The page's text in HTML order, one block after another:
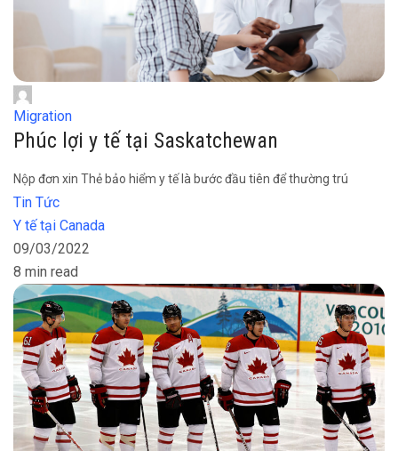
Migration
Phúc lợi y tế tại Saskatchewan
Nộp đơn xin Thẻ bảo hiểm y tế là bước đầu tiên để thường trú
Tin Tức
Y tế tại Canada
09/03/2022
8 min read